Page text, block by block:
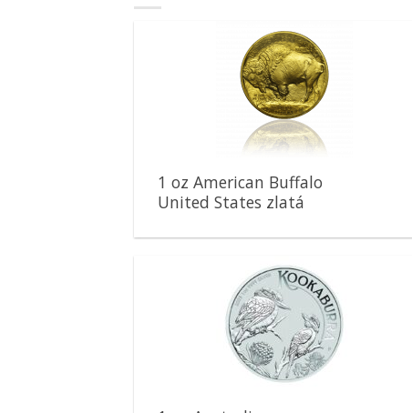
Pridať k
obľúbeným
1 oz American Buffalo
United States zlatá
Pridať k
obľúbeným